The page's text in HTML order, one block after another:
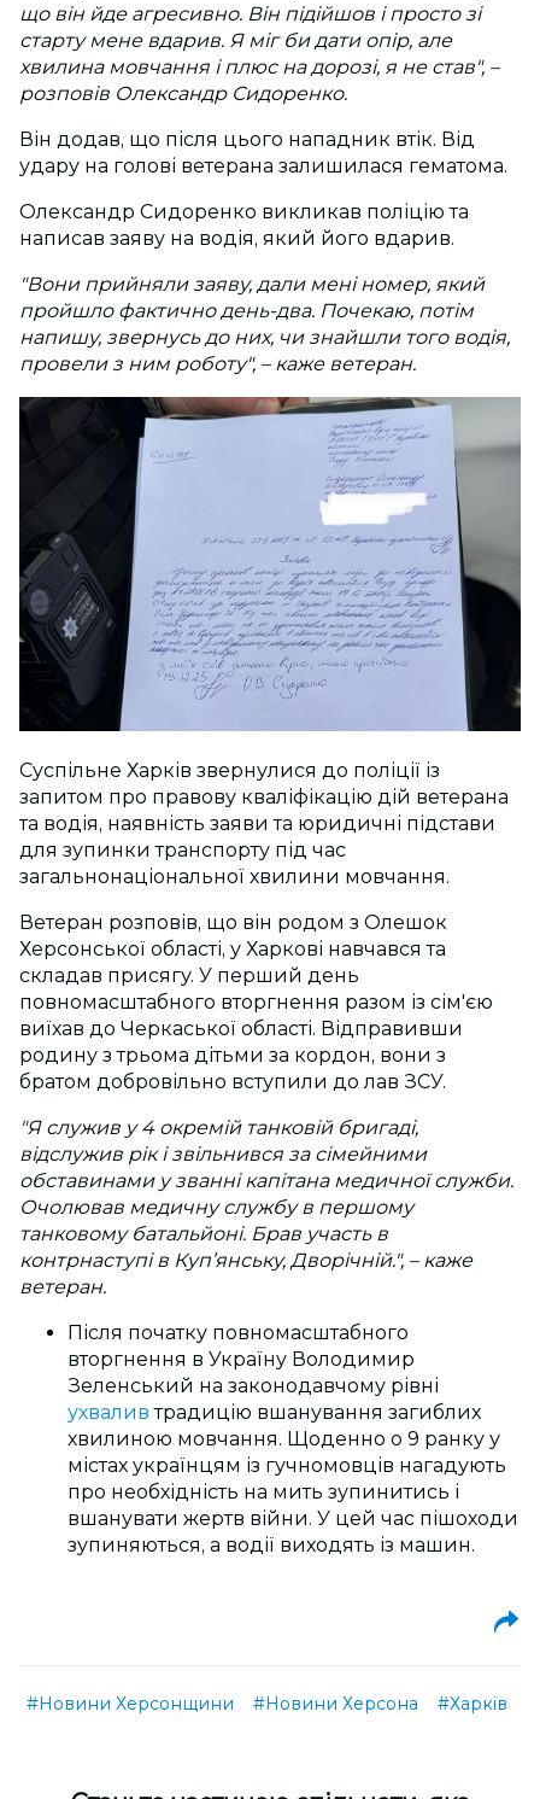
що він йде агресивно. Він підійшов і просто зі
старту мене вдарив. Я міг би дати опір, але
хвилина мовчання і плюс на дорозі, я не став", –
розповів Олександр Сидоренко.
Він додав, що після цього нападник втік. Від
удару на голові ветерана залишилася гематома.
Олександр Сидоренко викликав поліцію та
написав заяву на водія, який його вдарив.
"Вони прийняли заяву, дали мені номер, який
пройшло фактично день-два. Почекаю, потім
напишу, звернусь до них, чи знайшли того водія,
провели з ним роботу", – каже ветеран.
Суспільне Харків звернулися до поліції із
запитом про правову кваліфікацію дій ветерана
та водія, наявність заяви та юридичні підстави
для зупинки транспорту під час
загальнонаціональної хвилини мовчання.
Ветеран розповів, що він родом з Олешок
Херсонської області, у Харкові навчався та
складав присягу. У перший день
повномасштабного вторгнення разом із сім'єю
виїхав до Черкаської області. Відправивши
родину з трьома дітьми за кордон, вони з
братом добровільно вступили до лав ЗСУ.
"Я служив у 4 окремій танковій бригаді,
відслужив рік і звільнився за сімейними
обставинами у званні капітана медичної служби.
Очолював медичну службу в першому
танковому батальйоні. Брав участь в
контрнаступі в Куп’янську, Дворічній.", – каже
ветеран.
Після початку повномасштабного
вторгнення в Україну Володимир
Зеленський на законодавчому рівні
ухваливтрадицію вшанування загиблих
хвилиною мовчання. Щоденно о 9 ранку у
містах українцям із гучномовців нагадують
про необхідність на мить зупинитись і
вшанувати жертв війни. У цей час пішоходи
зупиняються, а водії виходять із машин.
#Новини Херсонщини #Новини Херсона #Харків